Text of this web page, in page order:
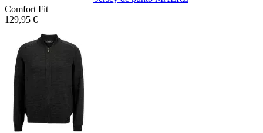
Comfort Fit
129,95 €